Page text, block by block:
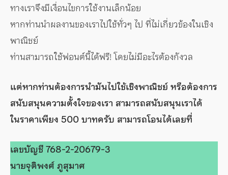
ทางเราจึงมีเงื่อนไขการใช้งานเล็กน้อย
หากท่านนำผลงานของเราไปใช้ทั่วๆ ไป ที่ไม่เกี่ยวข้องในเชิง
พาณิชย์
ท่านสามารถใช้ฟอนต์นี้ได้ฟรี! โดยไม่มีอะไรต้องกังวล
แต่หากท่านต้องการนำมันไปใช้เชิงพาณิชย์ หรือต้องการ
สนับสนุนความตั้งใจของเรา สามารถสนับสนุนเราได้
ในราคาเพียง 500 บาทครับ สามารถโอนได้เลยที่
เลขบัญชี 768-2-20679-3
นายจุติพงศ์ ภูสุมาศ